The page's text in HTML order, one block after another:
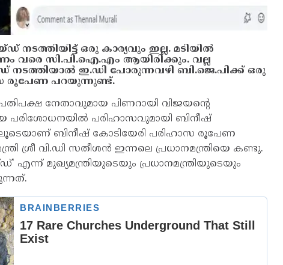
നടത്തിയിട്ട് ഒരു കാര്യവും ഇല്ല. മടിയിൽ
വരെ സി.പി.ഐ.എം ആയിരിക്കും. വല്ല
നടത്തിയാൽ ഇ.ഡി പോരുന്നവഴി ബി.ജെ.പിക്ക് ഒരു
രൂപേണ പറയുന്നുണ്ട്.
നേതാവുമായ പിണറായി വിജയന്റെ
പരിശോധനയിൽ പരിഹാസവുമായി ബിനീഷ്
ബിനീഷ് കോടിയേരി പരിഹാസ രൂപേണ
ശ്രീ വി.ഡി സതീശൻ ഇന്നലെ പ്രധാനമന്ത്രിയെ കണ്ടു.
എന്ന് മുഖ്യമന്ത്രിയുടെയും പ്രധാനമന്ത്രിയുടെയും